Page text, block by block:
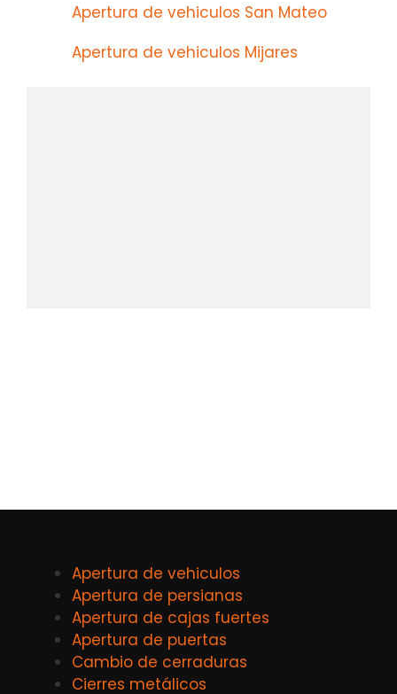
Apertura de vehiculos San Mateo
Apertura de vehiculos Mijares
Apertura de vehiculos
Apertura de persianas
Apertura de cajas fuertes
Apertura de puertas
Cambio de cerraduras
Cierres metálicos